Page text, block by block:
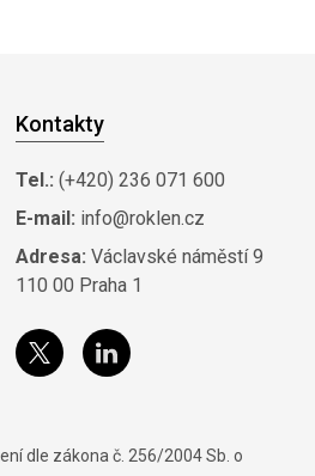
Kontakty
Tel.: (+420) 236 071 600
E-mail: info@roklen.cz
Adresa: Václavské náměstí 9
110 00 Praha 1
dle zákona č. 256/2004 Sb. o